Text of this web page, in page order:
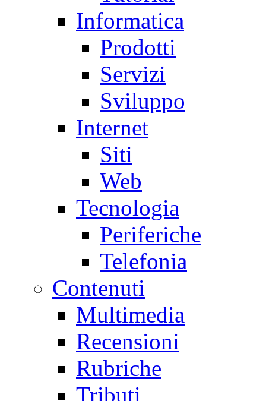
Informatica
Prodotti
Servizi
Sviluppo
Internet
Siti
Web
Tecnologia
Periferiche
Telefonia
Contenuti
Multimedia
Recensioni
Rubriche
Tributi